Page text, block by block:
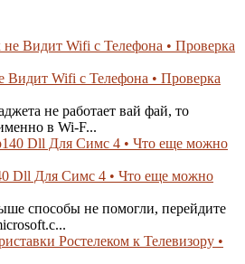
Видит Wifi с Телефона • Проверка
не работает вай фай, то
в Wi-F...
Dll Для Симс 4 • Что еще можно
способы не помогли, перейдите